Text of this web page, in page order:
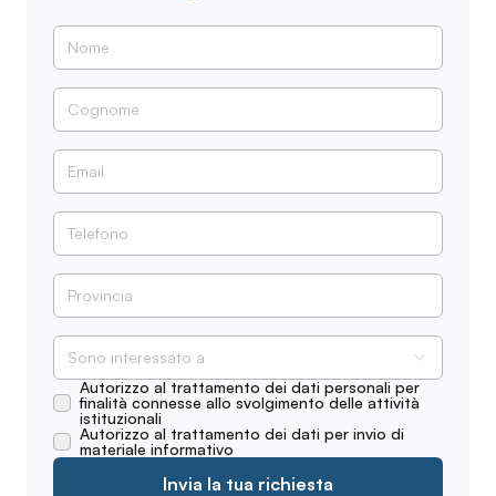
Sono interessato a
Autorizzo al trattamento dei dati personali per
finalità connesse allo svolgimento delle attività
istituzionali
Autorizzo al trattamento dei dati per invio di
materiale informativo
Invia la tua richiesta